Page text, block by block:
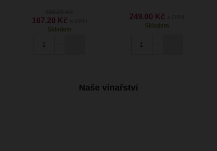
167.20 Kč
Skladem
249.00 Kč
Skladem
Naše vinařství